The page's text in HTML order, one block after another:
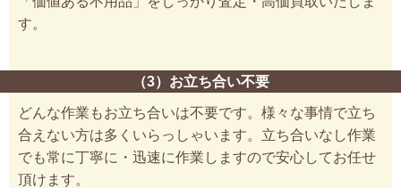
す。
（3）お立ち合い不要
どんな作業もお立ち合いは不要です。様々な事情で立ち
合えない方は多くいらっしゃいます。立ち合いなし作業
でも常に丁寧に・迅速に作業しますので安心してお任せ
頂けます。